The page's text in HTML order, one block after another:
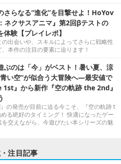
さらなる“進化”を目撃せよ！HoYov
ネクサスアニマ』第2回βテストの
体験【プレイレポ】
出会いや、スキルによってさらに戦略性
本作の注目の要素に迫ります！
ぶのは「今」がベスト！暑い夏、涼
い空”が似合う大冒険へ―最安値で
』から新作『空の軌跡 the 2nd』
の発売が目前に迫る今こそ、『空の軌跡 t
る絶好のタイミング！ 快適になったゲー
交えながら、今遊びたい本シリーズの魅
注目記事